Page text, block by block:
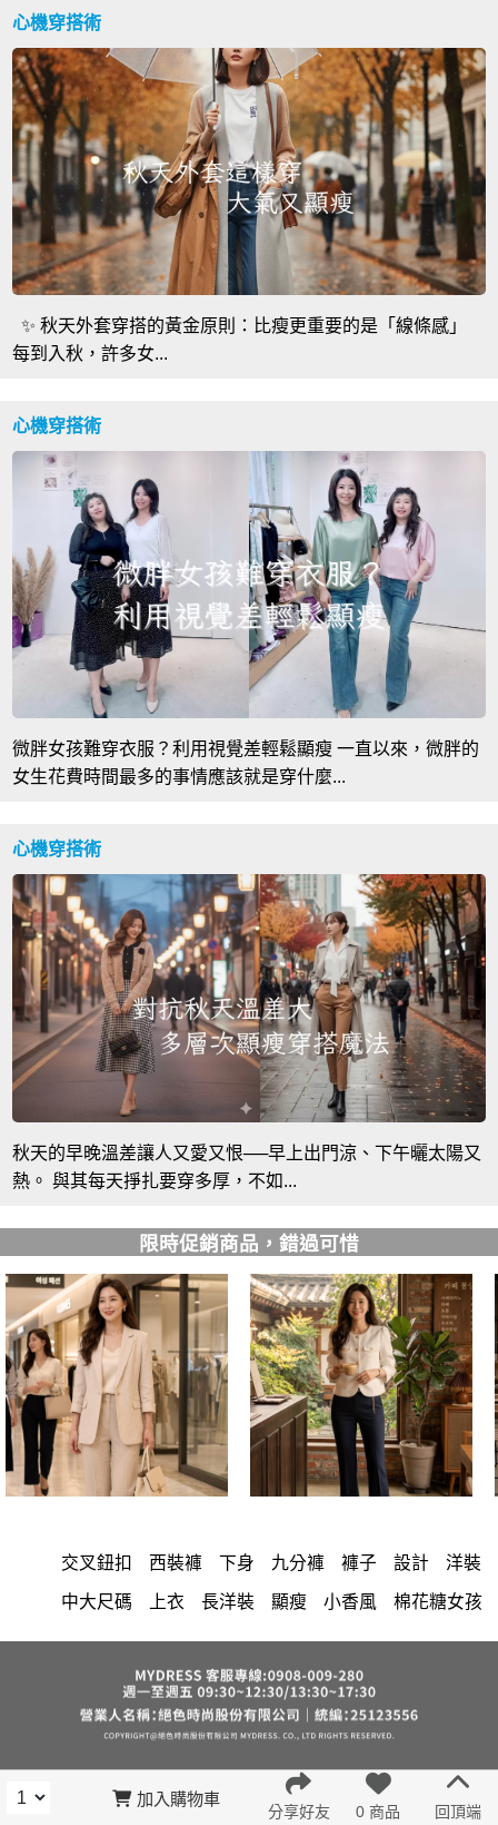
心機穿搭術
✨ 秋天外套穿搭的黃金原則：比瘦更重要的是「線條感」
每到入秋，許多女...
心機穿搭術
微胖女孩難穿衣服？利用視覺差輕鬆顯瘦 一直以來，微胖的
女生花費時間最多的事情應該就是穿什麼...
心機穿搭術
秋天的早晚溫差讓人又愛又恨──早上出門涼、下午曬太陽又
熱。 與其每天掙扎要穿多厚，不如...
限時促銷商品，錯過可惜
交叉鈕扣 西裝褲 下身 九分褲 褲子 設計 洋裝
中大尺碼 上衣 長洋裝 顯瘦 小香風 棉花糖女孩
套裝 褲裙 牛仔褲 婚禮 長裙 雪紡 長褲 裙子
襯衫 v領 正韓 洋裝 寬褲
內衣 上身 禮服 連身褲 保暖 背心 氣質
鴨絨 短褲 時尚 棉質 七分袖
加入購物車
回頂端
0 商品
分享好友